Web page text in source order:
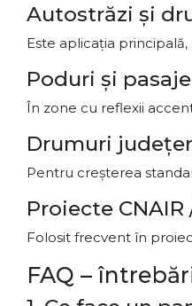
Autostrăzi și
Este aplicația
Poduri și pasaje
În zone cu reflexii
Drumuri
Pentru creșterea
Proiecte
Folosit frecvent în
FAQ –